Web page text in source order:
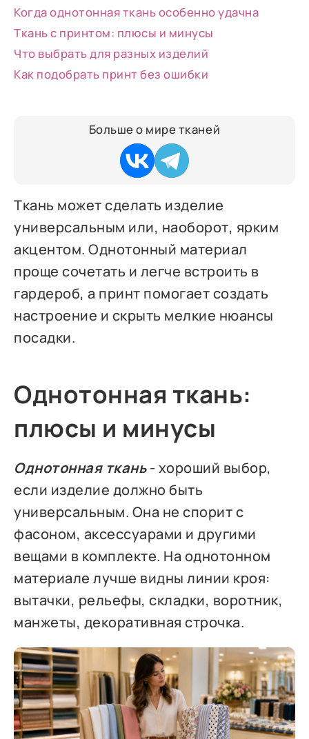
Ткань может сделать изделие
универсальным или, наоборот, ярким
акцентом. Однотонный материал
проще сочетать и легче встроить в
гардероб, а принт помогает создать
настроение и скрыть мелкие нюансы
посадки.
Однотонная ткань:
плюсы и минусы
Однотонная ткань- хороший выбор,
если изделие должно быть
универсальным. Она не спорит с
фасоном, аксессуарами и другими
вещами в комплекте. На однотонном
материале лучше видны линии кроя:
вытачки, рельефы, складки, воротник,
манжеты, декоративная строчка.
Когда однотонная ткань особенно удачна
Ткань с принтом: плюсы и минусы
Что выбрать для разных изделий
Как подобрать принт без ошибки
Больше о мире тканей